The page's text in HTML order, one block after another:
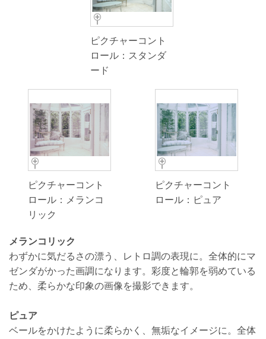
ピクチャーコント
ロール：スタンダ
ード
ピクチャーコント
ロール：メランコ
リック
ピクチャーコント
ロール：ピュア
メランコリック
わずかに気だるさの漂う、レトロ調の表現に。全体的にマ
ゼンダがかった画調になります。彩度と輪郭を弱めている
ため、柔らかな印象の画像を撮影できます。
ピュア
ベールをかけたように柔らかく、無垢なイメージに。全体